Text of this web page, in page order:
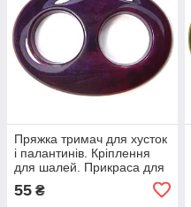
Пряжка тримач для хусток
і палантинів. Кріплення
для шалей. Прикраса для
55 ₴